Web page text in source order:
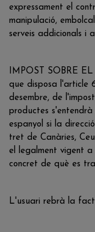
expressament el
manipulació,
serveis addicionals i
IMPOST SOBRE
que disposa l'article
desembre, de
productes
espanyol si la
tret de Canàries,
el legalment vigent
concret de què es
L'usuari rebrà la